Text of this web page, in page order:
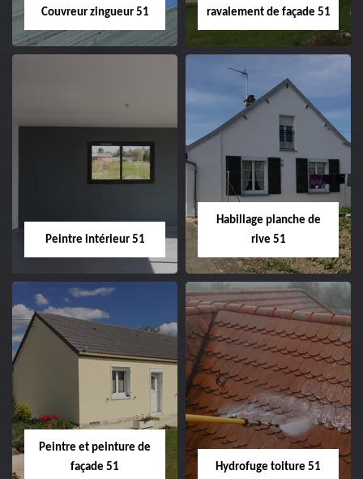
Couvreur zingueur 51
51
ravalement de façade 51
Nettoyage et
ravalement de
façade 51
Peintre intérieur 51
Peintre intérieur
Habillage planche de
rive 51
Habillage planche
de rive 51
Peintre et peinture de
façade 51
Hydrofuge toiture 51